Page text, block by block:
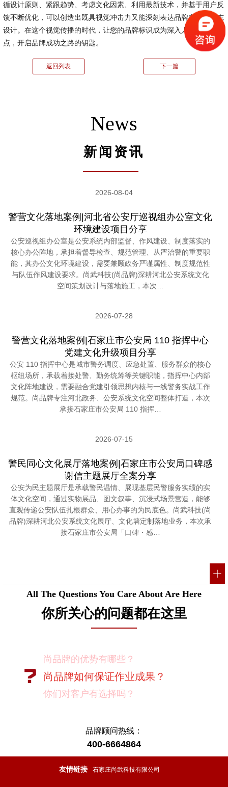
循设计原则、紧跟趋势、考虑文化因素、利用最新技术，并基于用户反
馈不断优化，可以创造出既具视觉冲击力又能深刻表达品牌内涵的标志
设计。在这个视觉传播的时代，让您的品牌标识成为深入人心的记忆
点，开启品牌成功之路的钥匙。
返回列表 下一篇
News
新闻资讯
2026-08-04
警营文化落地案例|河北省公安厅巡视组办公室文化
环境建设项目分享
公安巡视组办公室是公安系统内部监督、作风建设、制度落实的
核心办公阵地，承担着督导检查、规范管理、从严治警的重要职
能，其办公文化环境建设，需要兼顾政务严谨属性、制度规范性
与队伍作风建设要求。尚武科技(尚品牌)深耕河北公安系统文化
空间策划设计与落地施工，本次…
2026-07-28
警营文化落地案例|石家庄市公安局 110 指挥中心
党建文化升级项目分享
公安 110 指挥中心是城市警务调度、应急处置、服务群众的核心
枢纽场所，承载着接处警、勤务统筹等关键职能，指挥中心内部
文化阵地建设，需要融合党建引领思想内核与一线警务实战工作
规范。尚品牌专注河北政务、公安系统文化空间整体打造，本次
承接石家庄市公安局 110 指挥…
2026-07-15
警民同心文化展厅落地案例|石家庄市公安局口碑感
谢信主题展厅全案分享
公安为民主题展厅是承载警民温情、展现基层民警服务实绩的实
体文化空间，通过实物展品、图文叙事、沉浸式场景营造，能够
直观传递公安队伍扎根群众、用心办事的为民底色。尚武科技(尚
品牌)深耕河北公安系统文化展厅、文化墙定制落地业务，本次承
接石家庄市公安局「口碑・感…
All The Questions You Care About Are Here
你所关心的问题都在这里
尚品牌的优势有哪些？
尚品牌如何保证作业成果？
你们对客户有选择吗？
有没有案例资料？
项目启动之前您需要给我们提供什么资
品牌顾问热线：
400-6664864
友情链接 石家庄尚武科技有限公司